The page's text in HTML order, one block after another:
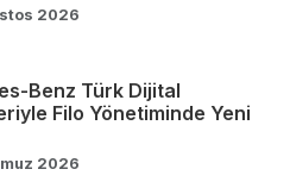
2026
Benz Türk Dijital
Filo Yönetiminde Yeni
2026